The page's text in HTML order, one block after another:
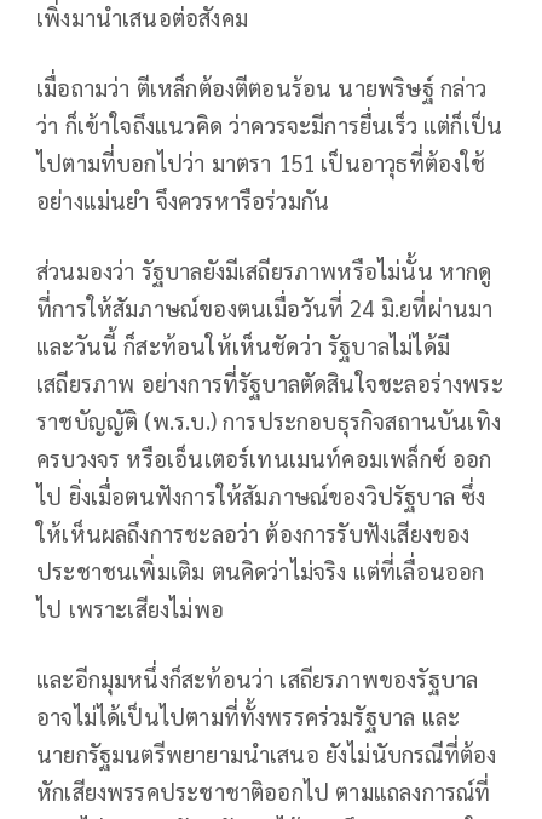
เพิ่งมานำเสนอต่อสังคม
เมื่อถามว่า ตีเหล็กต้องตีตอนร้อน นายพริษฐ์ กล่าว
ว่า ก็เข้าใจถึงแนวคิด ว่าควรจะมีการยื่นเร็ว แต่ก็เป็น
ไปตามที่บอกไปว่า มาตรา 151 เป็นอาวุธที่ต้องใช้
อย่างแม่นยำ จึงควรหารือร่วมกัน
ส่วนมองว่า รัฐบาลยังมีเสถียรภาพหรือไม่นั้น หากดู
ที่การให้สัมภาษณ์ของตนเมื่อวันที่ 24 มิ.ยที่ผ่านมา
และวันนี้ ก็สะท้อนให้เห็นชัดว่า รัฐบาลไม่ได้มี
เสถียรภาพ อย่างการที่รัฐบาลตัดสินใจชะลอร่างพระ
ราชบัญญัติ (พ.ร.บ.) การประกอบธุรกิจสถานบันเทิง
ครบวงจร หรือเอ็นเตอร์เทนเมนท์คอมเพล็กซ์ ออก
ไป ยิ่งเมื่อตนฟังการให้สัมภาษณ์ของวิปรัฐบาล ซึ่ง
ให้เห็นผลถึงการชะลอว่า ต้องการรับฟังเสียงของ
ประชาชนเพิ่มเติม ตนคิดว่าไม่จริง แต่ที่เลื่อนออก
ไป เพราะเสียงไม่พอ
และอีกมุมหนึ่งก็สะท้อนว่า เสถียรภาพของรัฐบาล
อาจไม่ได้เป็นไปตามที่ทั้งพรรคร่วมรัฐบาล และ
นายกรัฐมนตรีพยายามนำเสนอ ยังไม่นับกรณีที่ต้อง
หักเสียงพรรคประชาชาติออกไป ตามแถลงการณ์ที่